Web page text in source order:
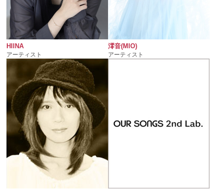
HIINA
アーティスト
澪音(MIO)
アーティスト